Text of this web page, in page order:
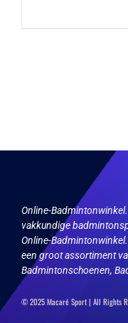
Online-
vakkundige
Online-
een groot assortiment
Badmintonschoenen,
© 2025 Macaré Sport | All Rights